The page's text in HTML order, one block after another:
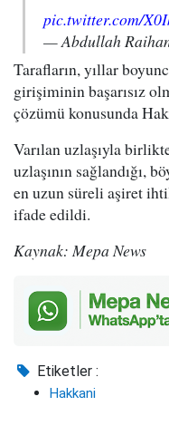
pic.twitter.com/
— Abdullah
Tarafların, yıllar
girişiminin başarısız
çözümü konusunda
Varılan uzlaşıyla
uzlaşının sağlandığı,
en uzun süreli aşiret
ifade edildi.
Kaynak: Mepa News
Etiketler :
Hakkani